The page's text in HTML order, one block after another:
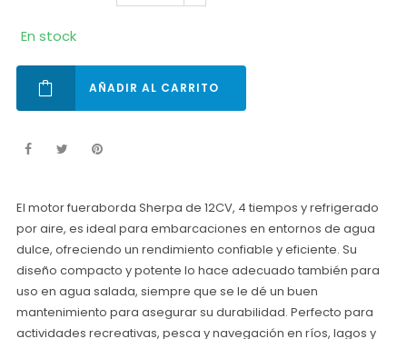
En stock
AÑADIR AL CARRITO
El motor fueraborda Sherpa de 12CV, 4 tiempos y refrigerado
por aire, es ideal para embarcaciones en entornos de agua
dulce, ofreciendo un rendimiento confiable y eficiente. Su
diseño compacto y potente lo hace adecuado también para
uso en agua salada, siempre que se le dé un buen
mantenimiento para asegurar su durabilidad. Perfecto para
actividades recreativas, pesca y navegación en ríos, lagos y